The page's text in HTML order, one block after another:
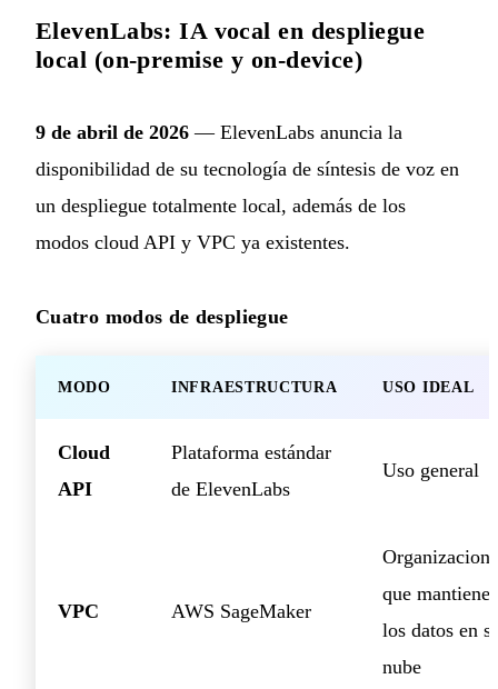
ElevenLabs: IA vocal en despliegue
local (on-premise y on-device)
9 de abril de 2026 — ElevenLabs anuncia la
disponibilidad de su tecnología de síntesis de voz en
un despliegue totalmente local, además de los
modos cloud API y VPC ya existentes.
Cuatro modos de despliegue
MODO INFRAESTRUCTURA USO IDEAL
Cloud
API
Plataforma estándar
de ElevenLabs
Uso general
VPC AWS SageMaker
que
los datos en
nube